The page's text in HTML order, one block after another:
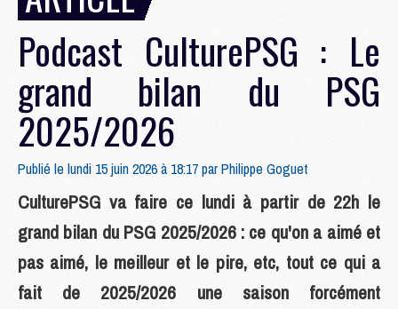
Podcast CulturePSG : Le
grand bilan du PSG
2025/2026
Publié le lundi 15 juin 2026 à 18:17 parPhilippe Goguet
CulturePSG va faire ce lundi à partir de 22h le
grand bilan du PSG 2025/2026 : ce qu'on a aimé et
pas aimé, le meilleur et le pire, etc, tout ce qui a
fait de 2025/2026 une saison forcément